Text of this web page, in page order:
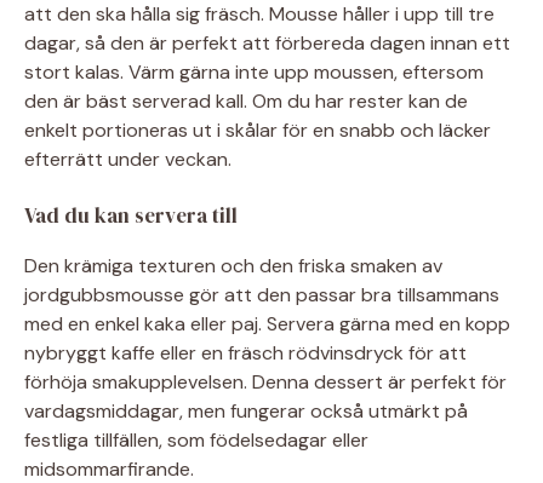
att den ska hålla sig fräsch. Mousse håller i upp till tre
dagar, så den är perfekt att förbereda dagen innan ett
stort kalas. Värm gärna inte upp moussen, eftersom
den är bäst serverad kall. Om du har rester kan de
enkelt portioneras ut i skålar för en snabb och läcker
efterrätt under veckan.
Vad du kan servera till
Den krämiga texturen och den friska smaken av
jordgubbsmousse gör att den passar bra tillsammans
med en enkel kaka eller paj. Servera gärna med en kopp
nybryggt kaffe eller en fräsch rödvinsdryck för att
förhöja smakupplevelsen. Denna dessert är perfekt för
vardagsmiddagar, men fungerar också utmärkt på
festliga tillfällen, som födelsedagar eller
midsommarfirande.